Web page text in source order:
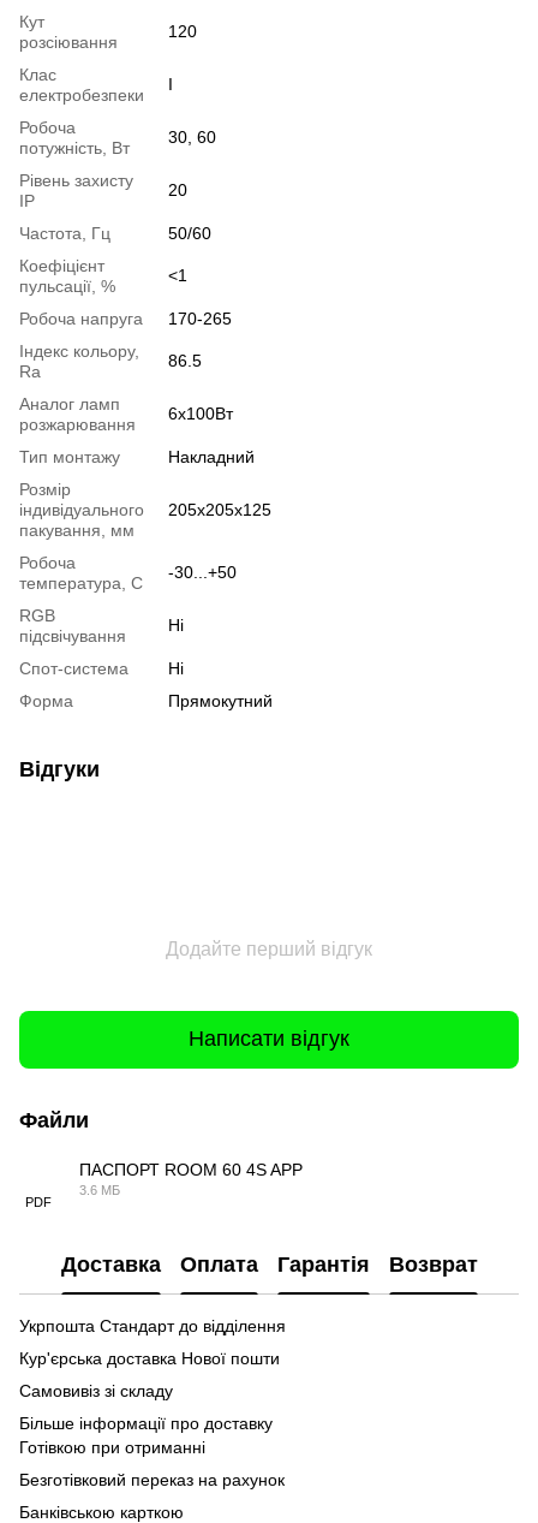
Кут
розсіювання
120
Клас
електробезпеки
І
Робоча
потужність, Вт
30, 60
Рівень захисту
IP
20
Частота, Гц
50/60
Коефіцієнт
пульсації, %
<1
Робоча напруга
170-265
Індекс кольору,
Ra
86.5
Аналог ламп
розжарювання
6х100Вт
Тип монтажу
Накладний
Розмір
індивідуального
пакування, мм
205x205x125
Робоча
температура, С
-30...+50
RGB
підсвічування
Ні
Спот-система
Ні
Форма
Прямокутний
Відгуки
Додайте перший відгук
Написати відгук
Файли
PDF
ПАСПОРТ ROOM 60 4S APP
3.6 МБ
Доставка Оплата Гарантія Возврат
Укрпошта Стандарт до відділення
Кур'єрська доставка Нової пошти
Самовивіз зі складу
Більше інформації про доставку
Готівкою при отриманні
Безготівковий переказ на рахунок
Банківською карткою